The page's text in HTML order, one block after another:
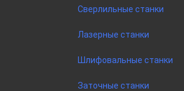
Сверлильные станки
Лазерные станки
Шлифовальные станки
Заточные станки